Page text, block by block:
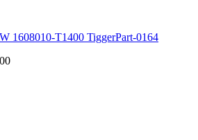
1608010-T1400 TiggerPart-0164